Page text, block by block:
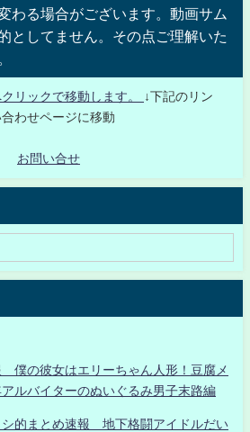
わる場合がございます。動画サム
としてません。その点ご理解いた
リックで移動します。
↓下記のリン
わせページに移動
お問い合せ
僕の彼女はエリーちゃん人形！豆腐メ
ルバイターのぬいぐるみ男子末路編
的まとめ速報 地下格闘アイドルだい